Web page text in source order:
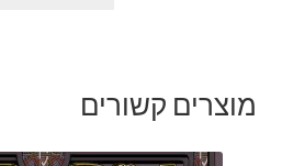
מוצרים קשורים